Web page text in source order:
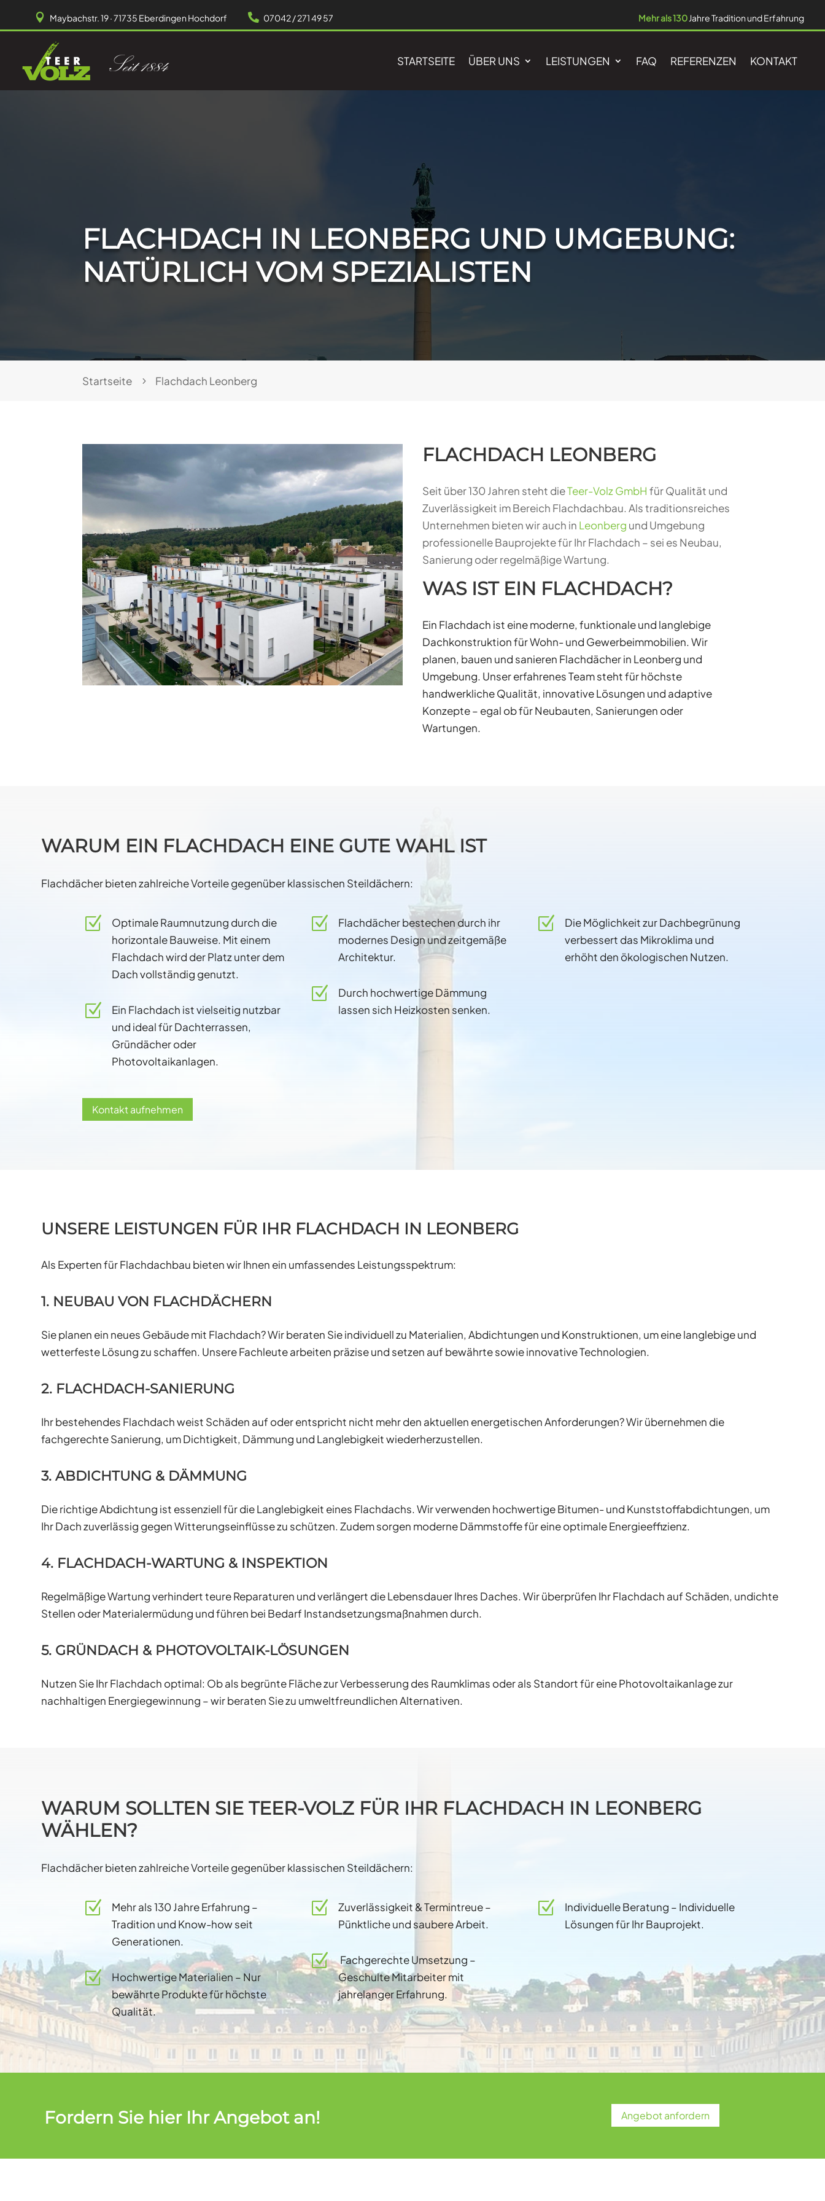
 Maybachstr. 19 · 71735 Eberdingen Hochdorf  07042 / 271 49 57 Mehr als 130Jahre Tradition und Erfahrung
STARTSEITE ÜBER UNS LEISTUNGEN FAQ REFERENZEN KONTAKT
FLACHDACH IN LEONBERG UND UMGEBUNG:
NATÜRLICH VOM SPEZIALISTEN
Startseite Flachdach Leonberg
FLACHDACH LEONBERG
Seit über 130 Jahren steht dieTeer-Volz GmbH für Qualität und
Zuverlässigkeit im Bereich Flachdachbau. Als traditionsreiches
Unternehmen bieten wir auch in Leonberg und Umgebung
professionelle Bauprojekte für Ihr Flachdach – sei es Neubau,
Sanierung oder regelmäßige Wartung.
WAS IST EIN FLACHDACH?
Ein Flachdach ist eine moderne, funktionale und langlebige
Dachkonstruktion für Wohn- und Gewerbeimmobilien. Wir
planen, bauen und sanieren Flachdächer in Leonberg und
Umgebung. Unser erfahrenes Team steht für höchste
handwerkliche Qualität, innovative Lösungen und adaptive
Konzepte – egal ob für Neubauten, Sanierungen oder
Wartungen.
WARUM EIN FLACHDACH EINE GUTE WAHL IST
Flachdächer bieten zahlreiche Vorteile gegenüber klassischen Steildächern:
Z
Optimale Raumnutzung durch die
horizontale Bauweise. Mit einem
Flachdach wird der Platz unter dem
Dach vollständig genutzt.
Z
Ein Flachdach ist vielseitig nutzbar
und ideal für Dachterrassen,
Gründächer oder
Photovoltaikanlagen.
Z
Flachdächer bestechen durch ihr
modernes Design und zeitgemäße
Architektur.
Z
Durch hochwertige Dämmung
lassen sich Heizkosten senken.
Z
Die Möglichkeit zur Dachbegrünung
verbessert das Mikroklima und
erhöht den ökologischen Nutzen.
Kontakt aufnehmen
UNSERE LEISTUNGEN FÜR IHR FLACHDACH IN LEONBERG
Als Experten für Flachdachbau bieten wir Ihnen ein umfassendes Leistungsspektrum:
1. NEUBAU VON FLACHDÄCHERN
Sie planen ein neues Gebäude mit Flachdach? Wir beraten Sie individuell zu Materialien, Abdichtungen und Konstruktionen, um eine langlebige und
wetterfeste Lösung zu schaffen. Unsere Fachleute arbeiten präzise und setzen auf bewährte sowie innovative Technologien.
2. FLACHDACH-SANIERUNG
Ihr bestehendes Flachdach weist Schäden auf oder entspricht nicht mehr den aktuellen energetischen Anforderungen? Wir übernehmen die
fachgerechte Sanierung, um Dichtigkeit, Dämmung und Langlebigkeit wiederherzustellen.
3. ABDICHTUNG & DÄMMUNG
Die richtige Abdichtung ist essenziell für die Langlebigkeit eines Flachdachs. Wir verwenden hochwertige Bitumen- und Kunststoffabdichtungen, um
Ihr Dach zuverlässig gegen Witterungseinflüsse zu schützen. Zudem sorgen moderne Dämmstoffe für eine optimale Energieeffizienz.
4. FLACHDACH-WARTUNG & INSPEKTION
Regelmäßige Wartung verhindert teure Reparaturen und verlängert die Lebensdauer Ihres Daches. Wir überprüfen Ihr Flachdach auf Schäden, undichte
Stellen oder Materialermüdung und führen bei Bedarf Instandsetzungsmaßnahmen durch.
5. GRÜNDACH & PHOTOVOLTAIK-LÖSUNGEN
Nutzen Sie Ihr Flachdach optimal: Ob als begrünte Fläche zur Verbesserung des Raumklimas oder als Standort für eine Photovoltaikanlage zur
nachhaltigen Energiegewinnung – wir beraten Sie zu umweltfreundlichen Alternativen.
WARUM SOLLTEN SIE TEER-VOLZ FÜR IHR FLACHDACH IN LEONBERG
WÄHLEN?
Flachdächer bieten zahlreiche Vorteile gegenüber klassischen Steildächern:
Z
Mehr als 130 Jahre Erfahrung –
Tradition und Know-how seit
Generationen.
Z
Hochwertige Materialien – Nur
bewährte Produkte für höchste
Qualität.
Z
Zuverlässigkeit & Termintreue –
Pünktliche und saubere Arbeit.
Z
Fachgerechte Umsetzung –
Geschulte Mitarbeiter mit
jahrelanger Erfahrung.
Z
Individuelle Beratung – Individuelle
Lösungen für Ihr Bauprojekt.
Fordern Sie hier Ihr Angebot an! Angebot anfordern